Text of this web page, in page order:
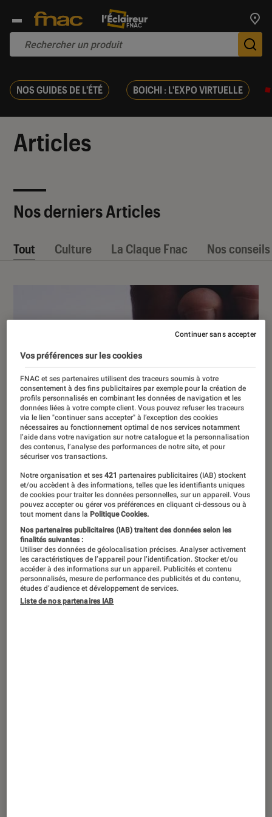
NOS GUIDES DE L'ÉTÉ BOICHI : L'EXPO VIRTUELLE
Articles
Nos derniers Articles
Tout Culture La Claque Fnac Nos conseils
Bien choisir et installer la protection
d’écran de son smartphone
DÉCRYPTAGE
Smartphones • 18 oct. 2024
Vos préférences sur les cookies
FNAC et ses partenaires utilisent des traceurs soumis à votre
consentement à des fins publicitaires par exemple pour la création de
profils personnalisés en combinant les données de navigation et les
données liées à votre compte client. Vous pouvez refuser les traceurs
via le lien "continuer sans accepter" à l’exception des cookies
nécessaires au fonctionnement optimal de nos services notamment
l’aide dans votre navigation sur notre catalogue et la personnalisation
des contenus, l’analyse des performances de notre site, et pour
sécuriser vos transactions.
Notre organisation et ses421 partenaires publicitaires (IAB) stockent
et/ou accèdent à des informations, telles que les identifiants uniques
de cookies pour traiter les données personnelles, sur un appareil. Vous
pouvez accepter ou gérer vos préférences en cliquant ci-dessous ou à
tout moment dans la Politique Cookies.
Nos partenaires publicitaires (IAB) traitent des données selon les
finalités suivantes :
Utiliser des données de géolocalisation précises. Analyser activement
les caractéristiques de l’appareil pour l’identification. Stocker et/ou
accéder à des informations sur un appareil. Publicités et contenu
personnalisés, mesure de performance des publicités et du contenu,
études d’audience et développement de services.
Liste de nos partenaires IAB
Continuer sans accepter